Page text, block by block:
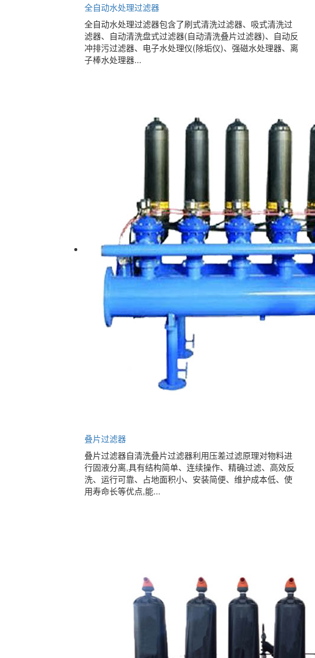
全自动水处理过滤器
全自动水处理过滤器包含了刷式清洗过滤器、吸式清洗过
滤器、自动清洗盘式过滤器(自动清洗叠片过滤器)、自动反
冲排污过滤器、电子水处理仪(除垢仪)、强磁水处理器、离
子棒水处理器...
叠片过滤器
叠片过滤器自清洗叠片过滤器利用压差过滤原理对物料进
行固液分离,具有结构简单、连续操作、精确过滤、高效反
洗、运行可靠、占地面积小、安装简便、维护成本低、使
用寿命长等优点,能...